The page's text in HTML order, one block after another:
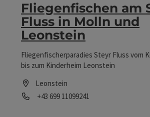
Fliegenfischen am
Fluss in Molln und
Leonstein
Fliegenfischerparadies Steyr Fluss vom
bis zum Kinderheim Leonstein
Leonstein
Telefon
+43 699 11099241